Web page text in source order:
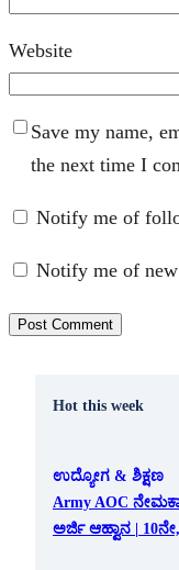
Website
Save my name,
the next time I
Notify me of
Notify me of
Hot this week
ಉದ್ಯೋಗ & ಶಿಕ್ಷಣ
Army AOC
ಅರ್ಜಿ ಆಹ್ವಾನ |